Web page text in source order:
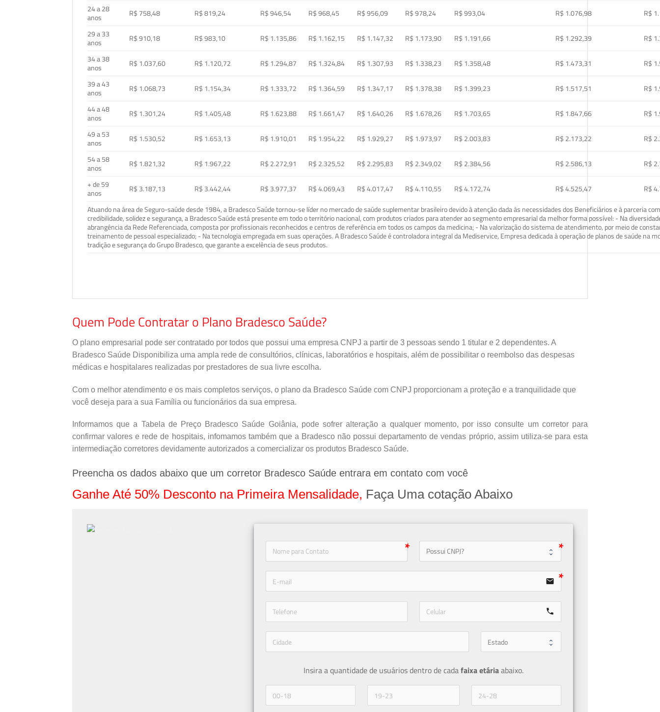
24 a 28
anos
R$ 758,48 R$ 819,24 R$ 946,54 R$ 968,45 R$ 956,09 R$ 978,24 R$ 993,04 R$ 1.076,98
R$
29 a 33
anos
R$ 910,18 R$ 983,10 R$ 1.135,86 R$ 1.162,15 R$ 1.147,32 R$ 1.173,90 R$ 1.191,66 R$ 1.292,39
R$
34 a 38
anos
R$ 1.037,60 R$ 1.120,72 R$ 1.294,87 R$ 1.324,84 R$ 1.307,93 R$ 1.338,23 R$ 1.358,48 R$ 1.473,31
R$
39 a 43
anos
R$ 1.068,73 R$ 1.154,34 R$ 1.333,72 R$ 1.364,59 R$ 1.347,17 R$ 1.378,38 R$ 1.399,23 R$ 1.517,51
R$
44 a 48
anos
R$ 1.301,24 R$ 1.405,48 R$ 1.623,88 R$ 1.661,47 R$ 1.640,26 R$ 1.678,26 R$ 1.703,65 R$ 1.847,66
R$
49 a 53
anos
R$ 1.530,52 R$ 1.653,13 R$ 1.910,01 R$ 1.954,22 R$ 1.929,27 R$ 1.973,97 R$ 2.003,83 R$ 2.173,22
R$
54 a 58
anos
R$ 1.821,32 R$ 1.967,22 R$ 2.272,91 R$ 2.325,52 R$ 2.295,83 R$ 2.349,02 R$ 2.384,56 R$ 2.586,13
R$
+ de 59
anos
R$ 3.187,13 R$ 3.442,44 R$ 3.977,37 R$ 4.069,43 R$ 4.017,47 R$ 4.110,55 R$ 4.172,74 R$ 4.525,47
R$
Atuando na área de Seguro-saúde desde 1984, a Bradesco Saúde tornou-se líder no mercado de saúde suplementar brasileiro devido à atenção dada às necessidades dos Beneficiários e à parceria
credibilidade, solidez e segurança, a Bradesco Saúde está presente em todo o território nacional, com produtos criados para atender ao segmento empresarial da melhor forma possível: - Na
abrangência da Rede Referenciada, composta por profissionais reconhecidos e centros de referência em todos os campos da medicina; - Na valorização do sistema de atendimento, por meio de
treinamento de pessoal especializado; - Na tecnologia empregada em suas operações. A Bradesco Saúde é controladora integral da Mediservice, Empresa dedicada à operação de planos de saúde na
tradição e segurança do Grupo Bradesco, que garante a excelência de seus produtos.
Quem Pode Contratar o Plano Bradesco Saúde?
O plano empresarial pode ser contratado por todos que possui uma empresa CNPJ a partir de 3 pessoas sendo 1 titular e 2 dependentes. A
Bradesco Saúde Disponibiliza uma ampla rede de consultórios, clínicas, laboratórios e hospitais, além de possibilitar o reembolso das despesas
médicas e hospitalares realizadas por prestadores de sua livre escolha.
Com o melhor atendimento e os mais completos serviços, o plano da Bradesco Saúde com CNPJ proporcionam a proteção e a tranquilidade que
você deseja para a sua Família ou funcionários da sua empresa.
Informamos que a Tabela de Preço Bradesco Saúde Goiânia, pode sofrer alteração a qualquer momento, por isso consulte um corretor para
confirmar valores e rede de hospitais, infomamos também que a Bradesco não possui departamento de vendas próprio, assim utiliza-se para esta
intermediação corretores devidamente autorizados a comercializar os produtos Bradesco Saúde.
Preencha os dados abaixo que um corretor Bradesco Saúde entrara em contato com você
Ganhe Até 50% Desconto na Primeira Mensalidade, Faça Uma cotação Abaixo
icon-user
email
icon-phone call
Insira a quantidade de usuários dentro de cada faixa etária abaixo.